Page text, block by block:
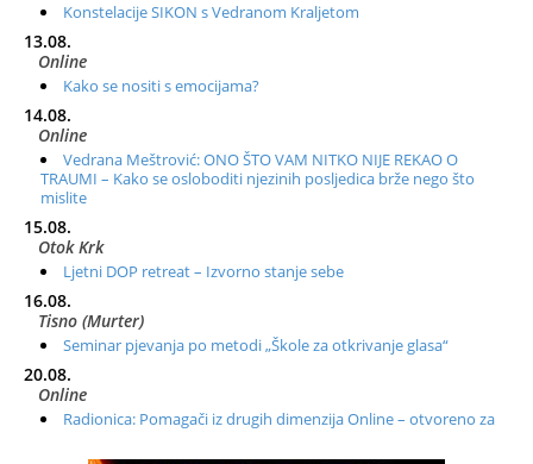
Konstelacije SIKON s Vedranom Kraljetom
13.08.
Online
Kako se nositi s emocijama?
14.08.
Online
Vedrana Meštrović: ONO ŠTO VAM NITKO NIJE REKAO O
TRAUMI – Kako se osloboditi njezinih posljedica brže nego što
mislite
15.08.
Otok Krk
Ljetni DOP retreat – Izvorno stanje sebe
16.08.
Tisno (Murter)
Seminar pjevanja po metodi „Škole za otkrivanje glasa“
20.08.
Online
Radionica: Pomagači iz drugih dimenzija Online – otvoreno za